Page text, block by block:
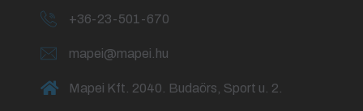
+36-23-501-670
mapei@mapei.hu
Mapei Kft. 2040. Budaörs, Sport u. 2.